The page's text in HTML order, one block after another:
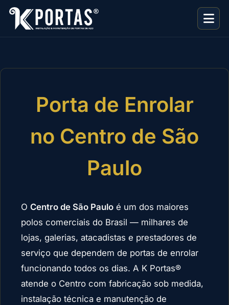
Porta de Enrolar
no Centro de São
Paulo
O Centro de São Paulo é um dos maiores
polos comerciais do Brasil — milhares de
lojas, galerias, atacadistas e prestadores de
serviço que dependem de portas de enrolar
funcionando todos os dias. A K Portas®
atende o Centro com fabricação sob medida,
instalação técnica e manutenção de